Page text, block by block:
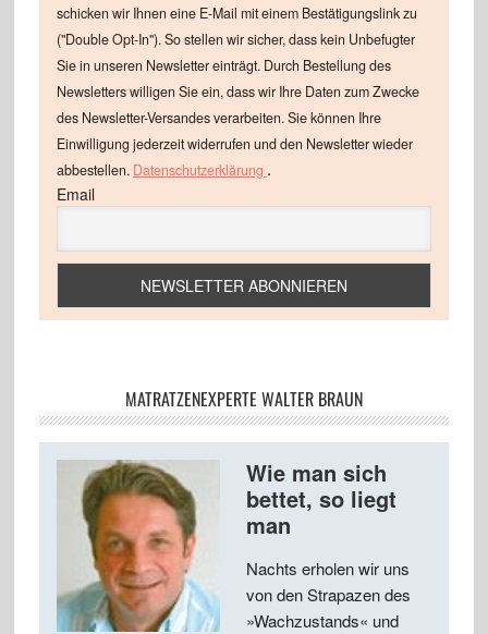
schicken wir Ihnen eine E-Mail mit einem Bestätigungslink zu
("Double Opt-In"). So stellen wir sicher, dass kein Unbefugter
Sie in unseren Newsletter einträgt. Durch Bestellung des
Newsletters willigen Sie ein, dass wir Ihre Daten zum Zwecke
des Newsletter-Versandes verarbeiten. Sie können Ihre
Einwilligung jederzeit widerrufen und den Newsletter wieder
abbestellen. Datenschutzerklärung .
Email
MATRATZENEXPERTE WALTER BRAUN
Wie man sich
bettet, so liegt
man
Nachts erholen wir uns
von den Strapazen des
»Wachzustands« und